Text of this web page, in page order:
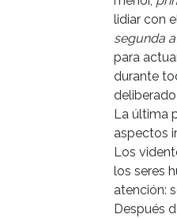
lidiar con
segunda
para
durante
La última
aspectos
Los
los seres
atención:
Después